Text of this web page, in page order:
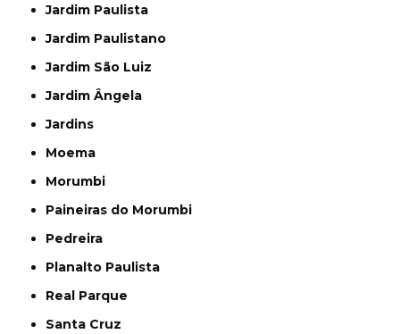
Jardim Paulista
Jardim Paulistano
Jardim São Luiz
Jardim Ângela
Jardins
Moema
Morumbi
Paineiras do Morumbi
Pedreira
Planalto Paulista
Real Parque
Santa Cruz